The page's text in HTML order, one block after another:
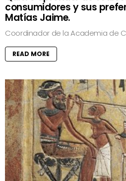
consumidores y sus
Matías Jaime.
Coordinador de la Academia de
READ MORE